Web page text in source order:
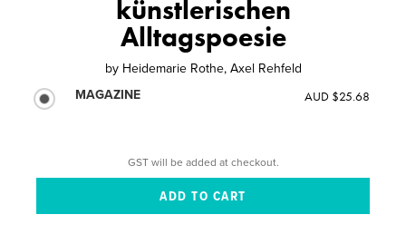
künstlerischen
Alltagspoesie
by Heidemarie Rothe, Axel Rehfeld
MAGAZINE
AUD $25.68
GST will be added at checkout.